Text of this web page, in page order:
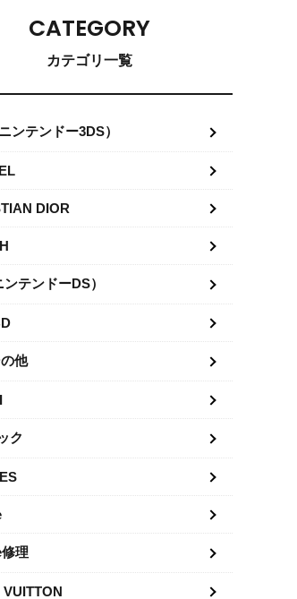
CATEGORY
カテゴリ一覧
ンテンドー3DS）
DIOR
テンドーDS）
他
ク
理
VUITTON